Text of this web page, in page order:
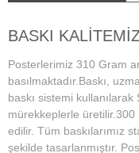
BASKI
Posterlerimiz 310 Gram
basılmaktadır.Baskı,
baskı sistemi
mürekkeplerle
edilir. Tüm baskılarımız
şekilde tasarlanmıştır.